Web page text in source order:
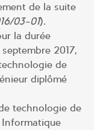
de la suite
03-01).
la durée
2017,
de
diplômé
technologie de
–